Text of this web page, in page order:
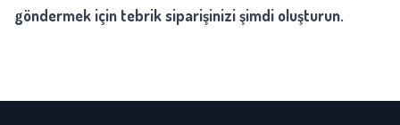
göndermek için tebrik siparişinizi şimdi oluşturun.